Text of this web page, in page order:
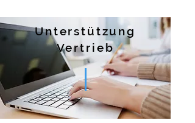
Unterstützung
Vertrieb